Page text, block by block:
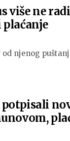
više ne radi
plaćanje
njenog